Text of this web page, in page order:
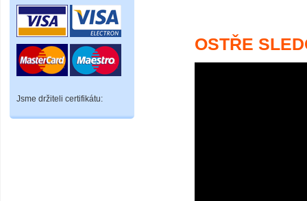
Jsme držiteli certifikátu:
OSTŘE